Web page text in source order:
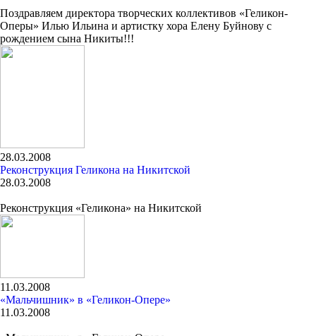
Поздравляем директора творческих коллективов «Геликон-
Оперы» Илью Ильина и артистку хора Елену Буйнову с
рождением сына Никиты!!!
28.03.2008
Реконструкция Геликона на Никитской
28.03.2008
Реконструкция «Геликона» на Никитской
11.03.2008
«Мальчишник» в «Геликон-Опере»
11.03.2008